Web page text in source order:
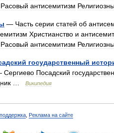
Расовый антисемитизм
— Часть серии статей об
Христианство и
Расовый антисемитизм
государственный
Сергиево Посадский
Википедия
Реклама на сайте